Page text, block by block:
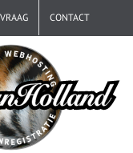
CONTACT